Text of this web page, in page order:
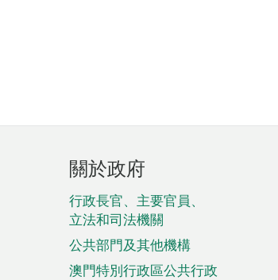
頁
腳
菜
單
關於政府
行政長官、主要官員、
立法和司法機關
公共部門及其他機構
澳門特別行政區公共行政